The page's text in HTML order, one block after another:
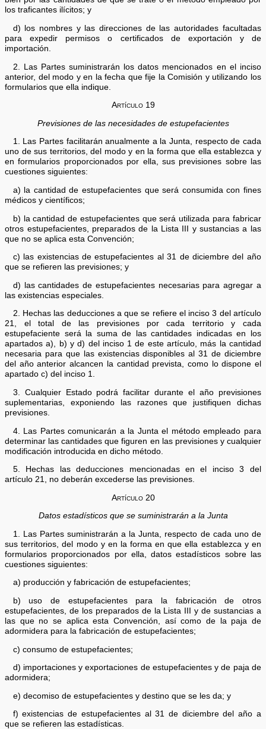
los traficantes ilícitos; y
d) los nombres y las direcciones de las autoridades facultadas
para expedir permisos o certificados de exportación y de
importación.
2. Las Partes suministrarán los datos mencionados en el inciso
anterior, del modo y en la fecha que fije la Comisión y utilizando los
formularios que ella indique.
Artículo 19
Previsiones de las necesidades de estupefacientes
1. Las Partes facilitarán anualmente a la Junta, respecto de cada
uno de sus territorios, del modo y en la forma que ella establezca y
en formularios proporcionados por ella, sus previsiones sobre las
cuestiones siguientes:
a) la cantidad de estupefacientes que será consumida con fines
médicos y científicos;
b) la cantidad de estupefacientes que será utilizada para fabricar
otros estupefacientes, preparados de la Lista III y sustancias a las
que no se aplica esta Convención;
c) las existencias de estupefacientes al 31 de diciembre del año
que se refieren las previsiones; y
d) las cantidades de estupefacientes necesarias para agregar a
las existencias especiales.
2. Hechas las deducciones a que se refiere el inciso 3 del artículo
21, el total de las previsiones por cada territorio y cada
estupefaciente será la suma de las cantidades indicadas en los
apartados a), b) y d) del inciso 1 de este artículo, más la cantidad
necesaria para que las existencias disponibles al 31 de diciembre
del año anterior alcancen la cantidad prevista, como lo dispone el
apartado c) del inciso 1.
3. Cualquier Estado podrá facilitar durante el año previsiones
suplementarias, exponiendo las razones que justifiquen dichas
previsiones.
4. Las Partes comunicarán a la Junta el método empleado para
determinar las cantidades que figuren en las previsiones y cualquier
modificación introducida en dicho método.
5. Hechas las deducciones mencionadas en el inciso 3 del
artículo 21, no deberán excederse las previsiones.
Artículo 20
Datos estadísticos que se suministrarán a la Junta
1. Las Partes suministrarán a la Junta, respecto de cada uno de
sus territorios, del modo y en la forma en que ella establezca y en
formularios proporcionados por ella, datos estadísticos sobre las
cuestiones siguientes:
a) producción y fabricación de estupefacientes;
b) uso de estupefacientes para la fabricación de otros
estupefacientes, de los preparados de la Lista III y de sustancias a
las que no se aplica esta Convención, así como de la paja de
adormidera para la fabricación de estupefacientes;
c) consumo de estupefacientes;
d) importaciones y exportaciones de estupefacientes y de paja de
adormidera;
e) decomiso de estupefacientes y destino que se les da; y
f) existencias de estupefacientes al 31 de diciembre del año a
que se refieren las estadísticas.